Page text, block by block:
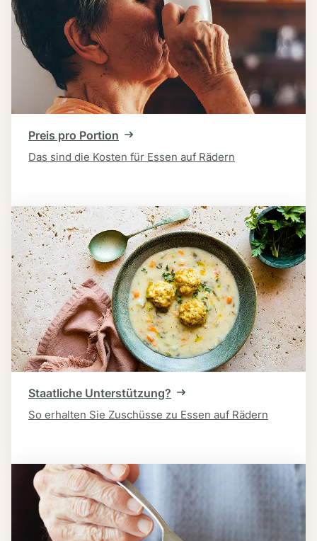
Preis pro Portion
Das sind die Kosten für Essen auf Rädern
Staatliche Unterstützung?
So erhalten Sie Zuschüsse zu Essen auf Rädern